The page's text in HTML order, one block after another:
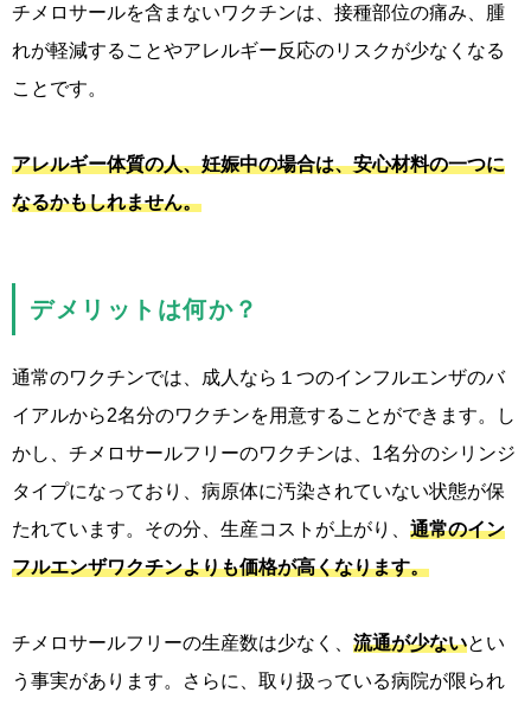
チメロサールを含まないワクチンは、接種部位の痛み、腫
れが軽減することやアレルギー反応のリスクが少なくなる
ことです。
アレルギー体質の人、妊娠中の場合は、安心材料の一つに
なるかもしれません。
デメリットは何か？
通常のワクチンでは、成人なら１つのインフルエンザのバ
イアルから2名分のワクチンを用意することができます。し
かし、チメロサールフリーのワクチンは、1名分のシリンジ
タイプになっており、病原体に汚染されていない状態が保
たれています。その分、生産コストが上がり、 通常のイン
フルエンザワクチンよりも価格が高くなります。
チメロサールフリーの生産数は少なく、 流通が少ないとい
う事実があります。さらに、取り扱っている病院が限られ